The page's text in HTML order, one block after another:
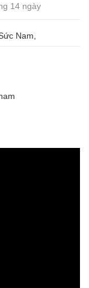
14 ngày
Nam,